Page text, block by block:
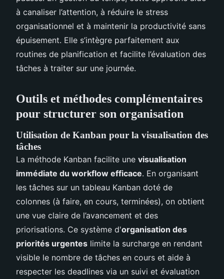
à canaliser l’attention, à réduire le stress
organisationnel et à maintenir la productivité sans
épuisement. Elle s’intègre parfaitement aux
routines de planification et facilite l’évaluation des
tâches à traiter sur une journée.
Outils et méthodes complémentaires
pour structurer son organisation
Utilisation de Kanban pour la visualisation des
tâches
La méthode Kanban facilite une visualisation
immédiate du workflow efficace. En organisant
les tâches sur un tableau Kanban doté de
colonnes (à faire, en cours, terminées), on obtient
une vue claire de l’avancement et des
priorisations. Ce système d'organisation des
priorités urgentes limite la surcharge en rendant
visible le nombre de tâches en cours et aide à
respecter les deadlines via un suivi et évaluation